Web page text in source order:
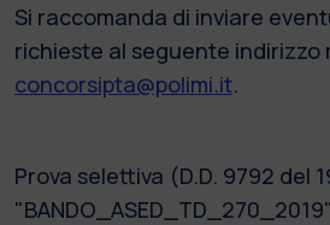
Si raccomanda di inviare
richieste al seguente indirizzo
concorsipta@polimi.it.
Prova selettiva (D.D. 9792 del